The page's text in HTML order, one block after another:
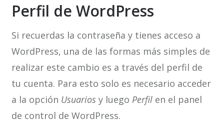
Perfil de WordPress
Si recuerdas la contraseña y tienes acceso a
WordPress, una de las formas más simples de
realizar este cambio es a través del perfil de
tu cuenta. Para esto solo es necesario acceder
a la opción Usuarios y luego Perfilen el panel
de control de WordPress.